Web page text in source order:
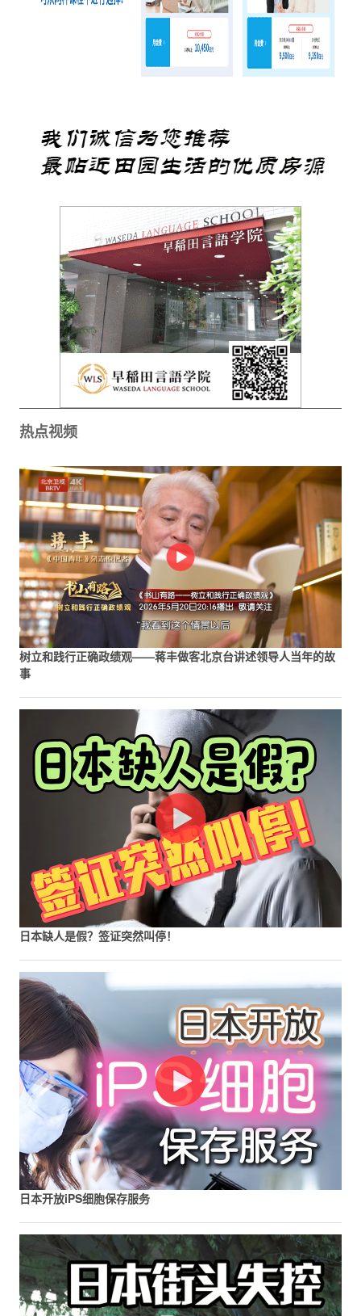
热点视频
树立和践行正确政绩观——蒋丰做客北京台讲述领导人当年的故
事
日本缺人是假？签证突然叫停！
日本开放iPS细胞保存服务